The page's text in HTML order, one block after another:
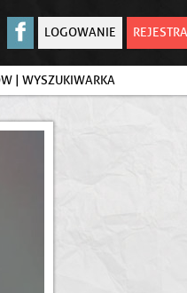
LOGOWANIE
| WYSZUKIWARKA